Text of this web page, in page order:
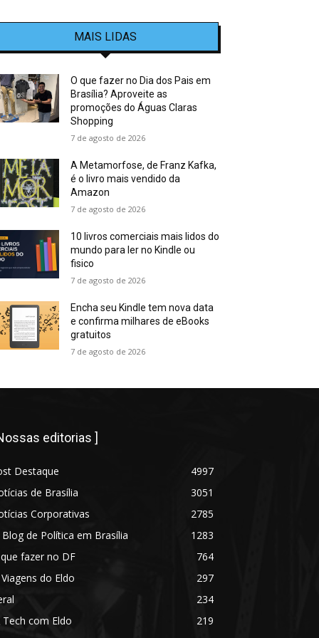
MAIS LIDAS
O que fazer no Dia dos Pais em
Brasília? Aproveite as
promoções do Águas Claras
Shopping
7 de agosto de 2026
A Metamorfose, de Franz Kafka,
é o livro mais vendido da
Amazon
7 de agosto de 2026
10 livros comerciais mais lidos do
mundo para ler no Kindle ou
fisico
7 de agosto de 2026
Encha seu Kindle tem nova data
e confirma milhares de eBooks
gratuitos
7 de agosto de 2026
editorias ]
Destaque
4997
de Brasília
3051
Corporativas
2785
de Política em Brasília
1283
fazer no DF
764
do Eldo
297
234
Tech com Eldo
219